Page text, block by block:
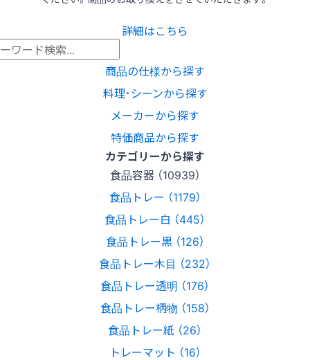
詳細はこちら
商品の仕様から探す
料理･シーンから探す
メーカーから探す
特価商品から探す
カテゴリーから探す
食品容器 （10939）
食品トレー （1179）
食品トレー白 （445）
食品トレー黒 （126）
食品トレー木目 （232）
食品トレー透明 （176）
食品トレー柄物 （158）
食品トレー紙 （26）
トレーマット （16）